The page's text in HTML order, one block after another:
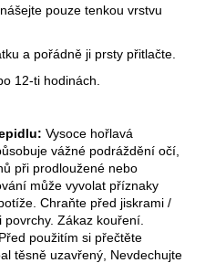
pouze tenkou vrstvu
a pořádně ji prsty přitlačte.
12-ti hodinách.
Vysoce hořlavá
vážné podráždění očí,
při prodloužené nebo
může vyvolat příznaky
Chraňte před jiskrami /
Zákaz kouření.
použitím si přečtěte
těsně uzavřený, Nevdechujte